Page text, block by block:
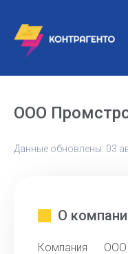
ООО
Данные обновлены: 03
О
Компания